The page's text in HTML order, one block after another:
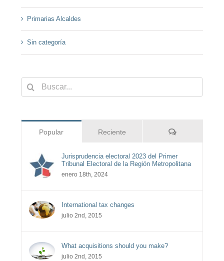
Primarias Alcaldes
Sin categoría
Buscar:
Popular Reciente Comentarios
Jurisprudencia electoral 2023 del Primer
Tribunal Electoral de la Región Metropolitana
enero 18th, 2024
International tax changes
julio 2nd, 2015
What acquisitions should you make?
julio 2nd, 2015